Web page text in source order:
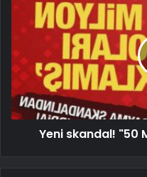
Yeni skandal! "50